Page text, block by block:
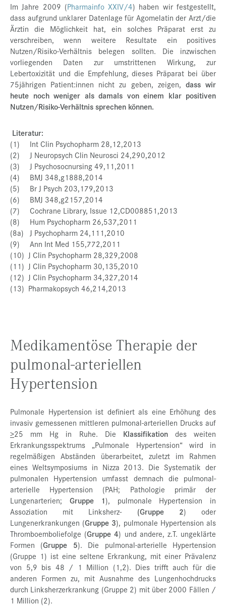
Im Jahre 2009 (Pharmainfo XXIV/4) haben wir festgestellt,
dass aufgrund unklarer Datenlage für Agomelatin der Arzt/die
Ärztin die Möglichkeit hat, ein solches Präparat erst zu
verschreiben, wenn weitere Resultate ein positives
Nutzen/Risiko-Verhältnis belegen sollten. Die inzwischen
vorliegenden Daten zur umstrittenen Wirkung, zur
Lebertoxizität und die Empfehlung, dieses Präparat bei über
75jährigen Patient:innen nicht zu geben, zeigen, dass wir
heute noch weniger als damals von einem klar positiven
Nutzen/Risiko-Verhältnis sprechen können.
Literatur:
(1) Int Clin Psychopharm 28,12,2013
(2) J Neuropsych Clin Neurosci 24,290,2012
(3) J Psychosocnursing 49,11,2011
(4) BMJ 348,g1888,2014
(5) Br J Psych 203,179,2013
(6) BMJ 348,g2157,2014
(7) Cochrane Library, Issue 12,CD008851,2013
(8) Hum Psychopharm 26,537,2011
(8a) J Psychopharm 24,111,2010
(9) Ann Int Med 155,772,2011
(10) J Clin Psychopharm 28,329,2008
(11) J Clin Psychopharm 30,135,2010
(12) J Clin Psychopharm 34,327,2014
(13) Pharmakopsych 46,214,2013
Medikamentöse Therapie der
pulmonal-arteriellen
Hypertension
Pulmonale Hypertension ist definiert als eine Erhöhung des
invasiv gemessenen mittleren pulmonal-arteriellen Drucks auf
>25 mm Hg in Ruhe. Die Klassifikationdes weiten
Erkrankungsspektrums „Pulmonale Hypertension“ wird in
regelmäßigen Abständen überarbeitet, zuletzt im Rahmen
eines Weltsymposiums in Nizza 2013. Die Systematik der
pulmonalen Hypertension umfasst demnach die pulmonal-
arterielle Hypertension (PAH; Pathologie primär der
Lungenarterien; Gruppe 1), pulmonale Hypertension in
Assoziation mit Linksherz- (Gruppe 2) oder
Lungenerkrankungen (Gruppe 3), pulmonale Hypertension als
Thromboemboliefolge (Gruppe 4) und andere, z.T. ungeklärte
Formen (Gruppe 5). Die pulmonal-arterielle Hypertension
(Gruppe 1) ist eine seltene Erkrankung, mit einer Prävalenz
von 5,9 bis 48 / 1 Million (1,2). Dies trifft auch für die
anderen Formen zu, mit Ausnahme des Lungenhochdrucks
durch Linksherzerkrankung (Gruppe 2) mit über 2000 Fällen /
1 Million (2).